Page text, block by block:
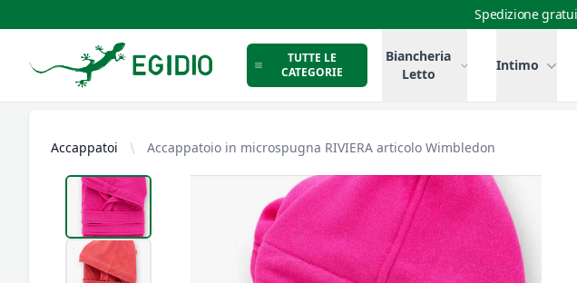
Spedizione
Intimo Egidio
TUTTE LE
CATEGORIE
Biancheria
Letto
Intimo
Accappatoi Accappatoio in microspugna RIVIERA articolo Wimbledon